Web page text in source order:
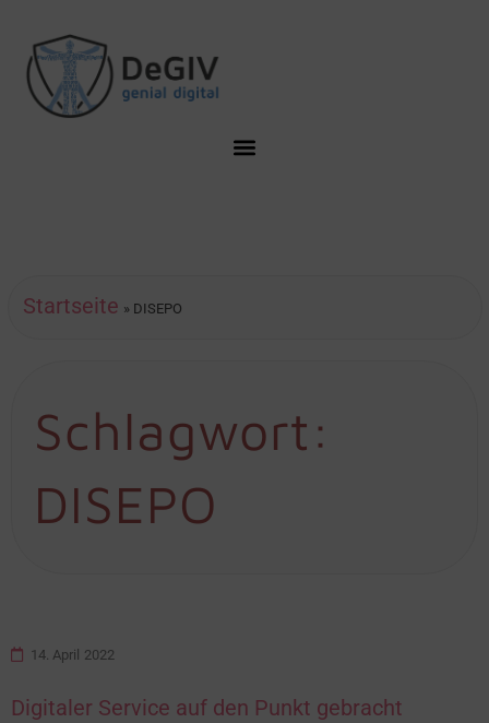
Startseite » DISEPO
Schlagwort:
DISEPO
14. April 2022
Digitaler Service auf den Punkt gebracht